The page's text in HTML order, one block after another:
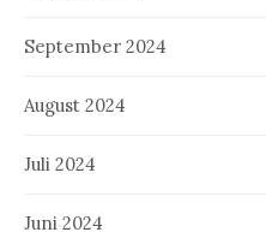
September 2024
August 2024
Juli 2024
Juni 2024